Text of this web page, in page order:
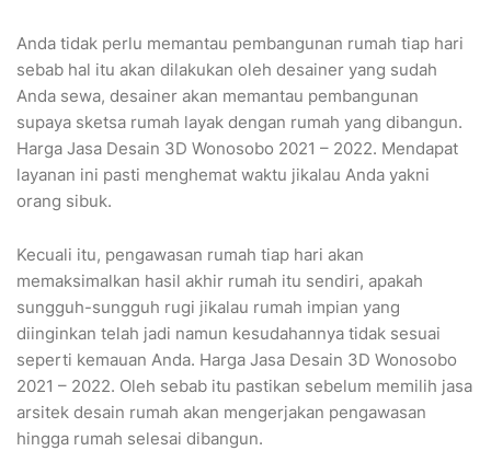
Anda tidak perlu memantau pembangunan rumah tiap hari
sebab hal itu akan dilakukan oleh desainer yang sudah
Anda sewa, desainer akan memantau pembangunan
supaya sketsa rumah layak dengan rumah yang dibangun.
Harga Jasa Desain 3D Wonosobo 2021 – 2022. Mendapat
layanan ini pasti menghemat waktu jikalau Anda yakni
orang sibuk.
Kecuali itu, pengawasan rumah tiap hari akan
memaksimalkan hasil akhir rumah itu sendiri, apakah
sungguh-sungguh rugi jikalau rumah impian yang
diinginkan telah jadi namun kesudahannya tidak sesuai
seperti kemauan Anda. Harga Jasa Desain 3D Wonosobo
2021 – 2022. Oleh sebab itu pastikan sebelum memilih jasa
arsitek desain rumah akan mengerjakan pengawasan
hingga rumah selesai dibangun.